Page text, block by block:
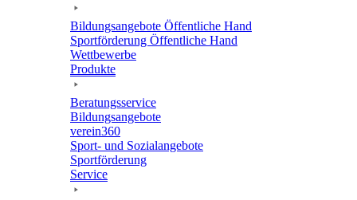
Bildungs­an­ge­bote Öffent­li­che Hand
Sport­för­de­rung Öffent­li­che Hand
Wett­be­werbe
Produkte
Bera­tungs­ser­vice
Bildungs­an­ge­bote
verein360
Sport- und Sozialangebote
Sport­för­de­rung
Service